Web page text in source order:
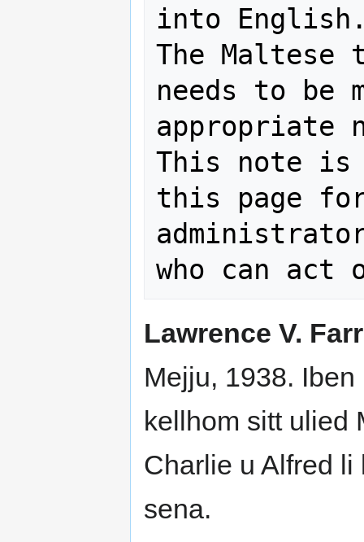
into
The Maltese
needs to be
appropriate
This note is
this page
Lawrence V.
Mejju, 1938. Iben
kellhom sitt ulied
Charlie u Alfred li
sena.